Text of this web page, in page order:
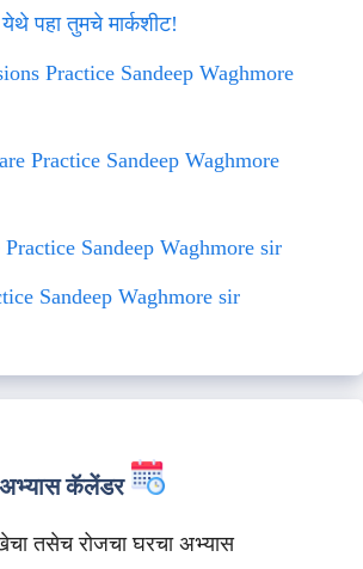
पहा तुमचे मार्कशीट!
Practice Sandeep Waghmore
Practice Sandeep Waghmore
Sandeep Waghmore sir
Sandeep Waghmore sir
अभ्यास कॅलेंडर
तसेच रोजचा घरचा अभ्यास